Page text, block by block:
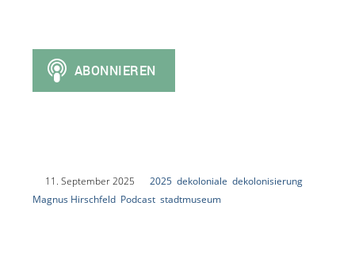
11. September 2025 2025, dekoloniale dekolonisierung,
Magnus Hirschfeld, Podcast, stadtmuseum